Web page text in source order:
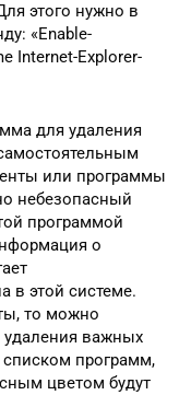
этого нужно в
«Enable-
Internet-Explorer-
для удаления
или программы
небезопасный
программой
о
в этой системе.
то можно
удаления важных
программ,
цветом будут